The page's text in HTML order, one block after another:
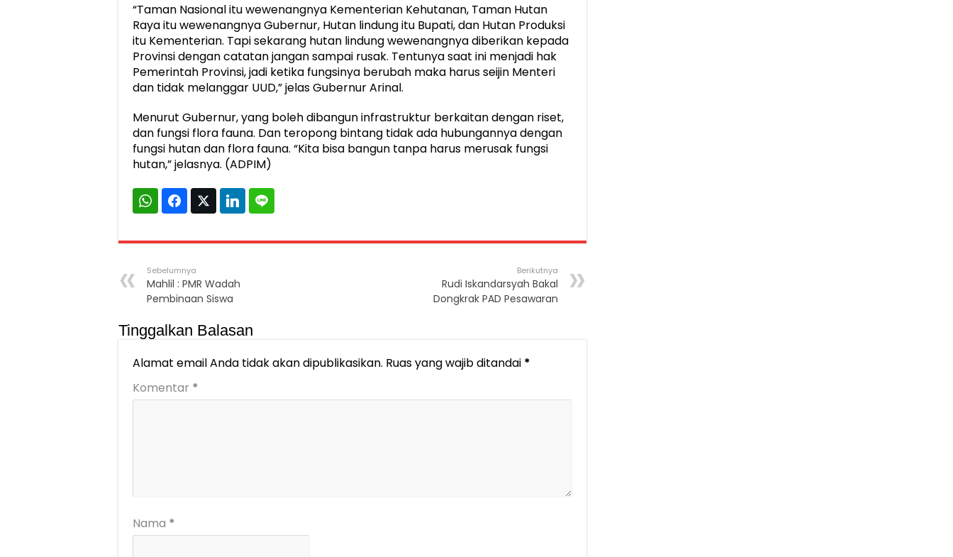
“Taman Nasional itu wewenangnya Kementerian Kehutanan, Taman Hutan
Raya itu wewenangnya Gubernur, Hutan lindung itu Bupati, dan Hutan Produksi
itu Kementerian. Tapi sekarang hutan lindung wewenangnya diberikan kepada
Provinsi dengan catatan jangan sampai rusak. Tentunya saat ini menjadi hak
Pemerintah Provinsi, jadi ketika fungsinya berubah maka harus seijin Menteri
dan tidak melanggar UUD,” jelas Gubernur Arinal.
Menurut Gubernur, yang boleh dibangun infrastruktur berkaitan dengan riset,
dan fungsi flora fauna. Dan teropong bintang tidak ada hubungannya dengan
fungsi hutan dan flora fauna. “Kita bisa bangun tanpa harus merusak fungsi
hutan,” jelasnya. (ADPIM)
Sebelumnya
Mahlil : PMR Wadah
Pembinaan Siswa
Berikutnya
Rudi Iskandarsyah Bakal
Dongkrak PAD Pesawaran
Tinggalkan Balasan
Alamat email Anda tidak akan dipublikasikan. Ruas yang wajib ditandai *
Komentar *
Nama *